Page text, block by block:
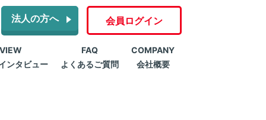
法人の方へ 会員ログイン
ンタビュー
FAQ
よくあるご質問
COMPANY
会社概要